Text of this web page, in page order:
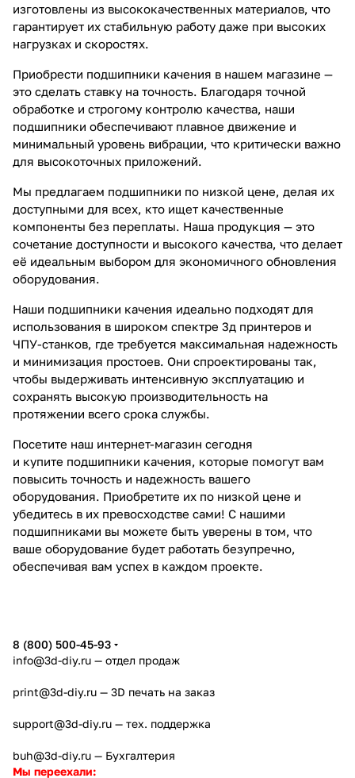
изготовлены из высококачественных материалов, что
гарантирует их стабильную работу даже при высоких
нагрузках и скоростях.
Приобрести подшипники качения в нашем магазине —
это сделать ставку на точность. Благодаря точной
обработке и строгому контролю качества, наши
подшипники обеспечивают плавное движение и
минимальный уровень вибрации, что критически важно
для высокоточных приложений.
Мы предлагаем подшипники по низкой цене, делая их
доступными для всех, кто ищет качественные
компоненты без переплаты. Наша продукция — это
сочетание доступности и высокого качества, что делает
её идеальным выбором для экономичного обновления
оборудования.
Наши подшипники качения идеально подходят для
использования в широком спектре 3д принтеров и
ЧПУ-станков, где требуется максимальная надежность
и минимизация простоев. Они спроектированы так,
чтобы выдерживать интенсивную эксплуатацию и
сохранять высокую производительность на
протяжении всего срока службы.
Посетите наш интернет-магазин сегодня
и купите подшипники качения, которые помогут вам
повысить точность и надежность вашего
оборудования. Приобретите их по низкой цене и
убедитесь в их превосходстве сами! С нашими
подшипниками вы можете быть уверены в том, что
ваше оборудование будет работать безупречно,
обеспечивая вам успех в каждом проекте.
8 (800) 500-45-93
info@3d-diy.ru — отдел продаж
print@3d-diy.ru — 3D печать на заказ
support@3d-diy.ru — тех. поддержка
buh@3d-diy.ru — Бухгалтерия
Мы переехали: